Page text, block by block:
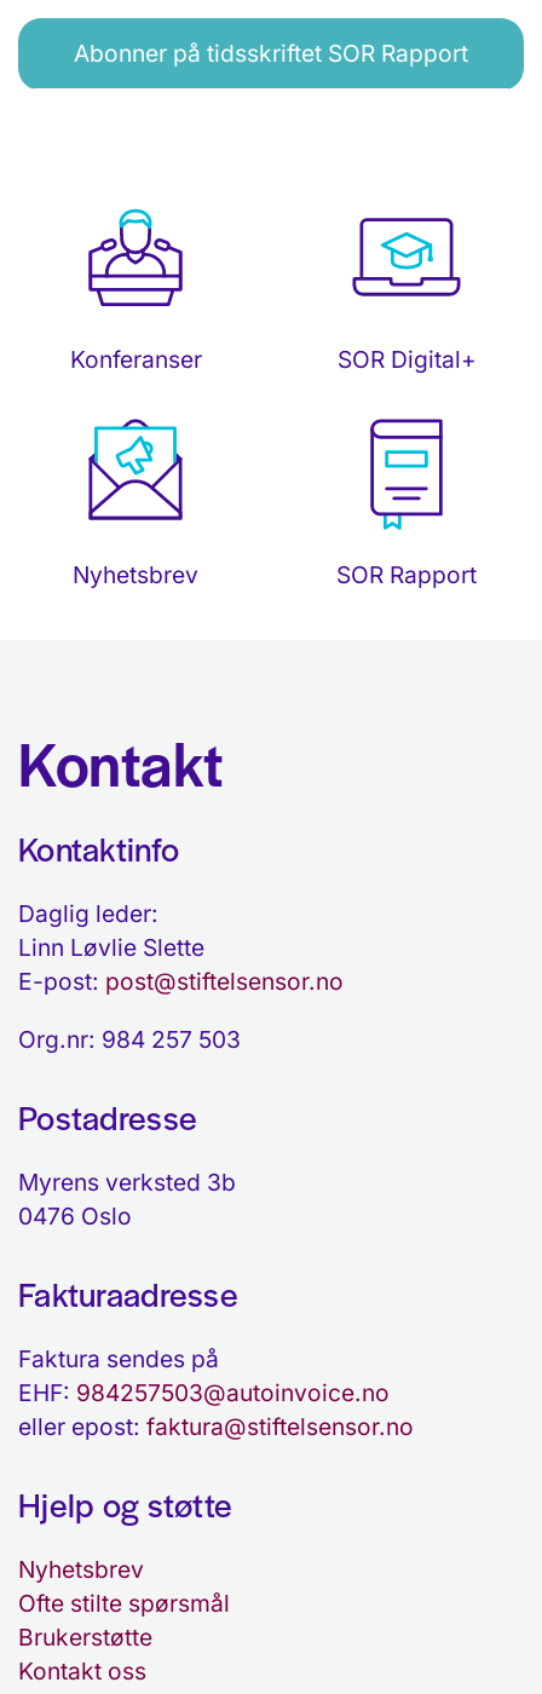
Abonner på tidsskriftet SOR Rapport
Konferanser SOR Digital+
Nyhetsbrev SOR Rapport
Kontakt
Kontaktinfo
Daglig leder:
Linn Løvlie Slette
E-post: post@stiftelsensor.no
Org.nr: 984 257 503
Postadresse
Myrens verksted 3b
0476 Oslo
Fakturaadresse
Faktura sendes på
EHF: 984257503@autoinvoice.no
eller epost: faktura@stiftelsensor.no
Hjelp og støtte
Nyhetsbrev
Ofte stilte spørsmål
Brukerstøtte
Kontakt oss